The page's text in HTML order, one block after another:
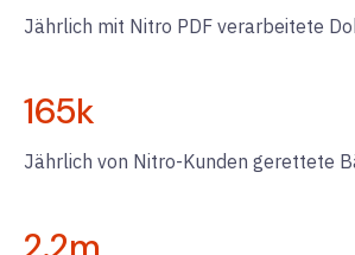
Jährlich mit Nitro PDF verarbeitete
165k
Jährlich von Nitro-Kunden gerettete
2.2m